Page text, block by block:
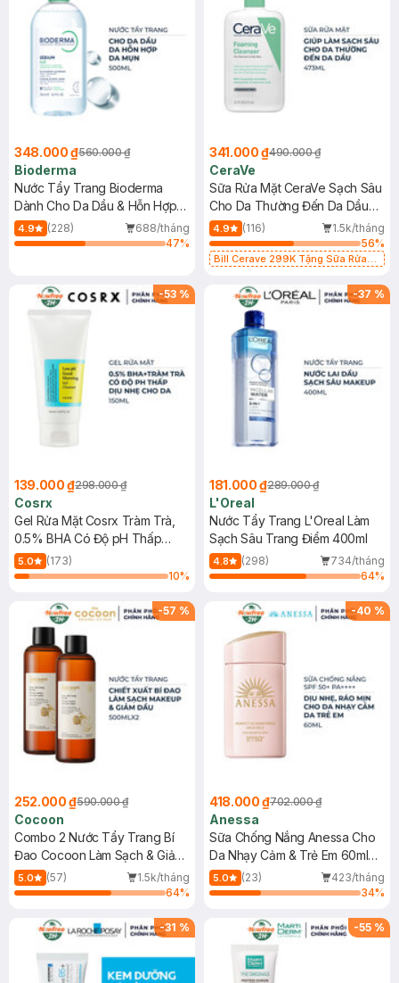
348.000 ₫560.000 ₫
Bioderma
Nước Tẩy Trang Bioderma
Dành Cho Da Dầu & Hỗn Hợp
500ml
4.9 (228)
688/tháng
47%
341.000 ₫490.000 ₫
CeraVe
Sữa Rửa Mặt CeraVe Sạch Sâu
Cho Da Thường Đến Da Dầu
473ml
4.9 (116)
1.5k/tháng
56%
Bill Cerave 299K Tặng Sữa Rửa
-53 %
139.000 ₫298.000 ₫
Cosrx
Gel Rửa Mặt Cosrx Tràm Trà,
0.5% BHA Có Độ pH Thấp
150ml
5.0
(173)
10%
-37 %
181.000 ₫289.000 ₫
L'Oreal
Nước Tẩy Trang L'Oreal Làm
Sạch Sâu Trang Điểm 400ml
4.8 (298)
734/tháng
64%
-57 %
252.000 ₫590.000 ₫
Cocoon
Combo 2 Nước Tẩy Trang Bí
Đao Cocoon Làm Sạch & Giảm
Dầu 500ml
5.0 (57)
1.5k/tháng
64%
-40 %
418.000 ₫702.000 ₫
Anessa
Sữa Chống Nắng Anessa Cho
Da Nhạy Cảm & Trẻ Em 60ml
(Mới)
5.0 (23)
423/tháng
34%
-31 % -55 %